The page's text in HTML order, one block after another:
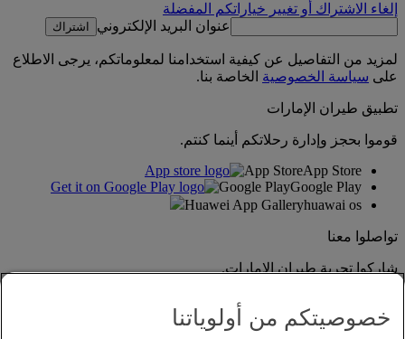
إلغاء الاشتراك أو تغيير خياراتكم المفضلة
عنوان البريد الإلكتروني
اشتراك
لمزيد من التفاصيل عن كيفية استخدامنا لمعلوماتكم، يرجى الاطلاع
على سياسة الخصوصية الخاصة بنا.
تطبيق طيران الإمارات
قوموا بحجز وإدارة رحلاتكم أينما كنتم.
App StoreApp Store
Google PlayGoogle Play
Huawei App Galleryhuawai os
تواصلوا معنا
شاركوا تجربة طيران الإمارات.
خصوصيتكم من أولوياتنا